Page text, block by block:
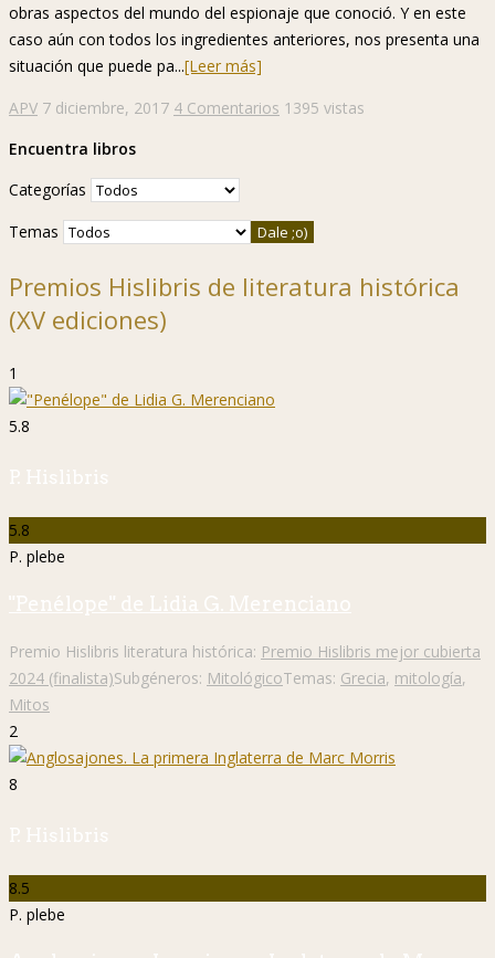
obras aspectos del mundo del espionaje que conoció. Y en este
caso aún con todos los ingredientes anteriores, nos presenta una
situación que puede pa...[Leer más]
APV 7 diciembre, 2017 4 Comentarios 1395 vistas
Encuentra libros
Categorías
Temas
Premios Hislibris de literatura histórica
(XV ediciones)
1
5.8
P. Hislibris
5.8
P. plebe
"Penélope" de Lidia G. Merenciano
Premio Hislibris literatura histórica: Premio Hislibris mejor cubierta
2024 (finalista)Subgéneros: MitológicoTemas: Grecia, mitología,
Mitos
2
8
P. Hislibris
8.5
P. plebe